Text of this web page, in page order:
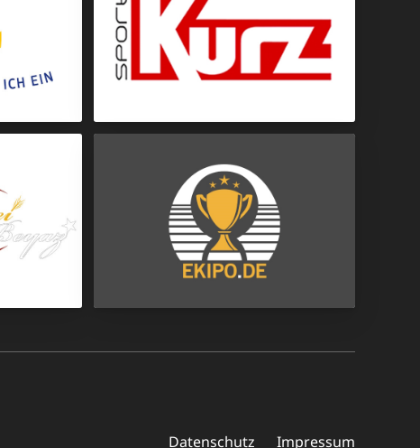
Datenschutz Impressum